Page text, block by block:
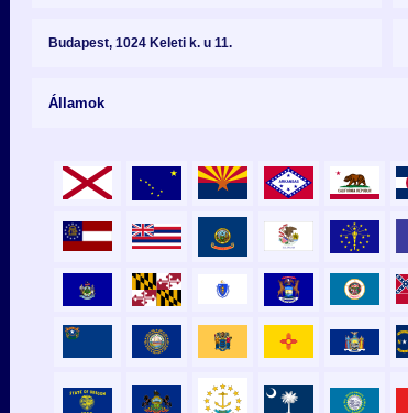
Budapest, 1024 Keleti k. u 11.
Államok